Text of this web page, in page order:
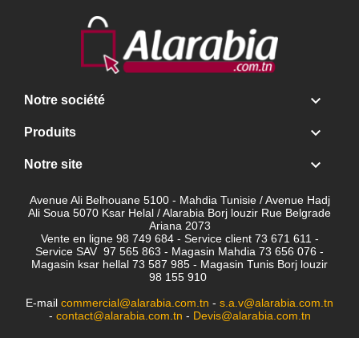
Notre société 
Produits 
Notre site 
Avenue Ali Belhouane 5100 - Mahdia Tunisie / Avenue Hadj
Ali Soua 5070 Ksar Helal / Alarabia Borj louzir Rue Belgrade
Ariana 2073
Vente en ligne 98 749 684 - Service client 73 671 611 -
Service SAV 97 565 863 - Magasin Mahdia 73 656 076 -
Magasin ksar hellal 73 587 985 - Magasin Tunis Borj louzir
98 155 910
E-mail commercial@alarabia.com.tn - s.a.v@alarabia.com.tn
- contact@alarabia.com.tn - Devis@alarabia.com.tn